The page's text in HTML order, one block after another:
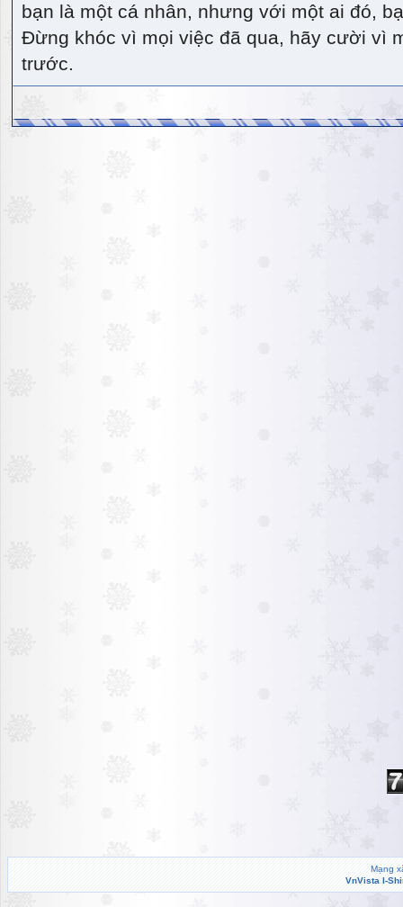
bạn là một cá nhân, nhưng với một ai đó,
Đừng khóc vì mọi việc đã qua, hãy cười vì
trước.
Mạng
VnVista I-